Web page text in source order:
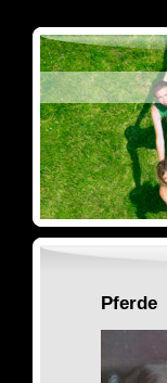
Pferde